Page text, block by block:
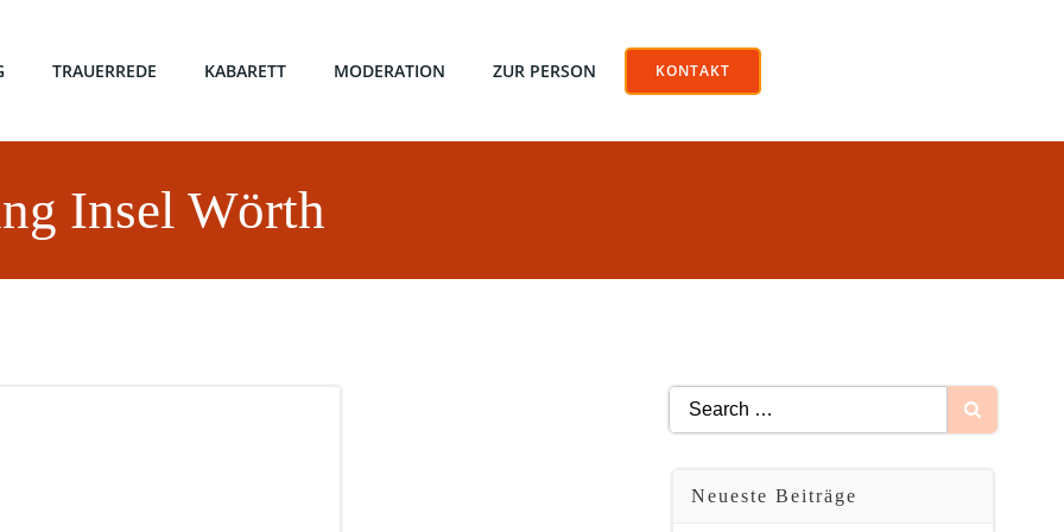
TRAUERREDE KABARETT MODERATION ZUR PERSON KONTAKT
Insel Wörth
Search
for:
Neueste Beiträge